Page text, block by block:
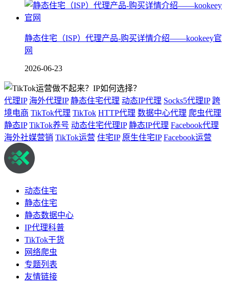
静态住宅（ISP）代理产品-购买详情介绍——kookeey官
网
2026-06-23
代理IP 海外代理IP 静态住宅代理 动态IP代理 Socks5代理IP 跨
境电商 TikTok代理 TikTok HTTP代理 数据中心代理 爬虫代理
静态IP TikTok养号 动态住宅代理IP 静态IP代理 Facebook代理
海外社媒营销 TikTok运营 住宅IP 原生住宅IP Facebook运营
动态住宅
静态住宅
静态数据中心
IP代理科普
TikTok干货
网络爬虫
专题列表
友情链接